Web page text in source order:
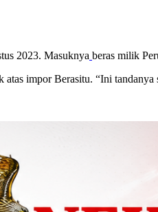
2023. Masuknya beras milik
impor Berasitu. “Ini